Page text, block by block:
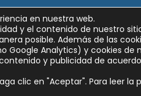
en nuestra web.
y el contenido de nuestro
posible. Además de las
Google Analytics) y cookies de
y publicidad de
clic en "Aceptar". Para leer la